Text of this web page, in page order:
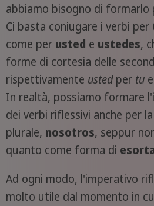
abbiamo bisogno di
Ci basta coniugare i verbi per
come per usted e ustedes,
forme di cortesia delle
rispettivamente ustedper tue
In realtà, possiamo formare
dei verbi riflessivi anche per
plurale, nosotros, seppur
quanto come forma di
Ad ogni modo, l'imperativo
molto utile dal momento in